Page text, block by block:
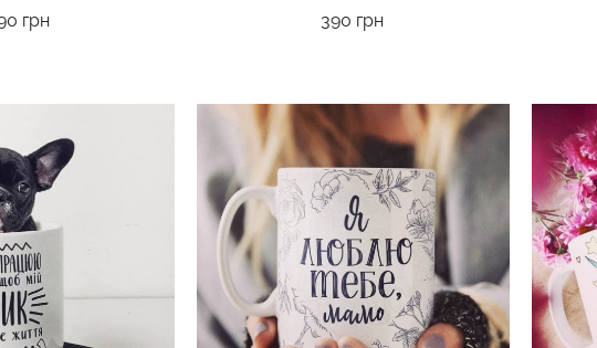
грнЦіна 390 грнЦіна